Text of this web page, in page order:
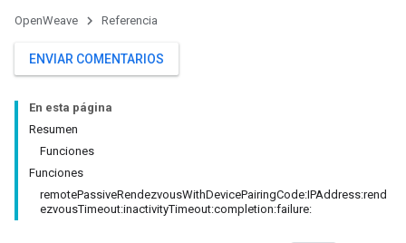
OpenWeave Referencia
ENVIAR COMENTARIOS
En esta página
Resumen
Funciones
Funciones
remotePassiveRendezvousWithDevicePairingCode:IPAddress:rend
ezvousTimeout:inactivityTimeout:completion:failure: